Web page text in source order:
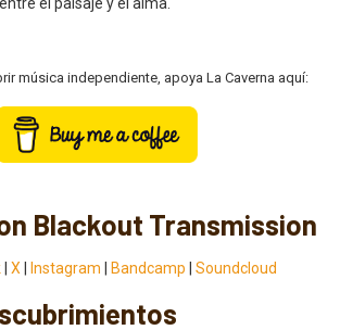
música independiente, apoya La Caverna aquí:
Blackout Transmission
X Instagram Bandcamp Soundcloud